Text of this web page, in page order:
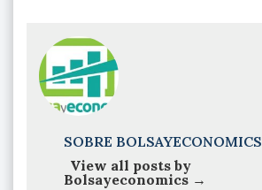
SOBRE BOLSAYECONOMICS
View all posts by
Bolsayeconomics →